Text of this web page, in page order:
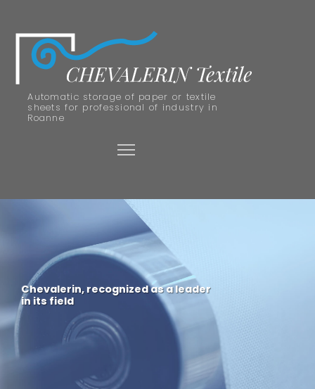
Automatic storage of paper or textile
sheets for professional of industry in
Roanne
Chevalerin, recognized as a leader
in its field